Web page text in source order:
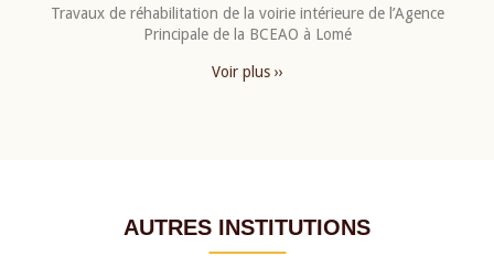
Travaux de réhabilitation de la voirie intérieure de l’Agence
Principale de la BCEAO à Lomé
Voir plus ››
AUTRES INSTITUTIONS